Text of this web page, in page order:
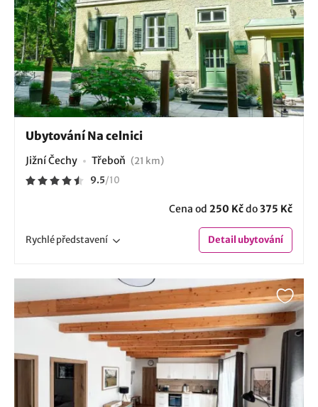
Ubytování Na celnici
Jižní Čechy Třeboň (21 km)
9.5/10
Cena od 250 Kčdo375 Kč
Rychlépředstavení Detailubytování